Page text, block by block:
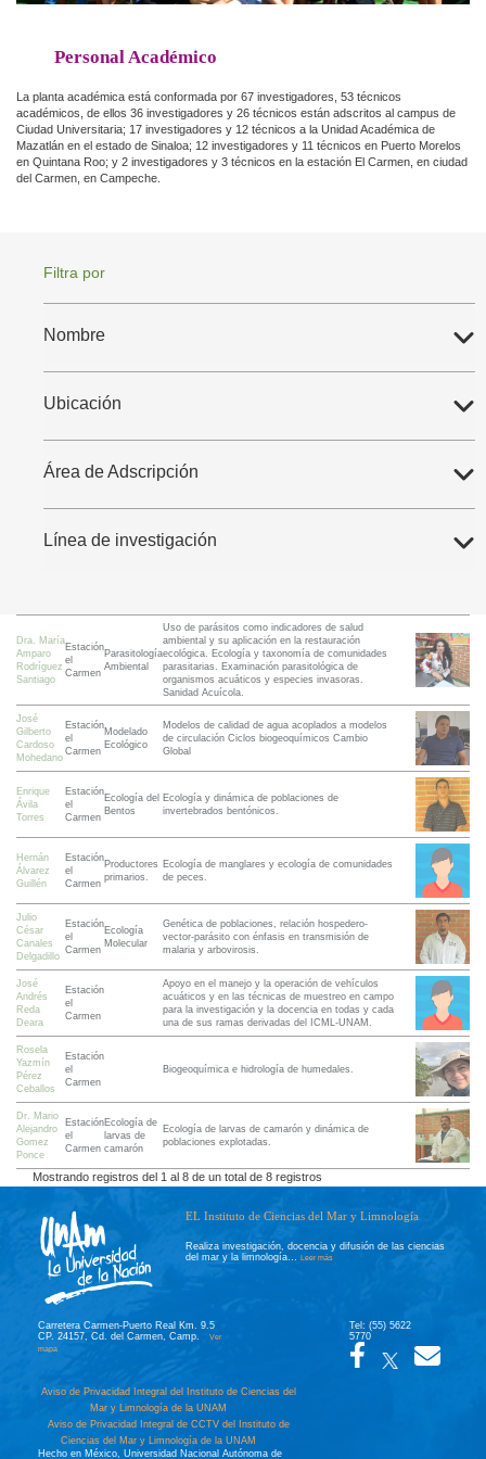
Personal Académico
La planta académica está conformada por 67 investigadores, 53 técnicos
académicos, de ellos 36 investigadores y 26 técnicos están adscritos al campus de
Ciudad Universitaria; 17 investigadores y 12 técnicos a la Unidad Académica de
Mazatlán en el estado de Sinaloa; 12 investigadores y 11 técnicos en Puerto Morelos
en Quintana Roo; y 2 investigadores y 3 técnicos en la estación El Carmen, en ciudad
del Carmen, en Campeche.
Filtra por
Nombre
Ubicación
Área de Adscripción
Línea de investigación
Dra. María
Amparo
Rodríguez
Santiago
Estación
el
Carmen
Parasitología
Ambiental
Uso de parásitos como indicadores de salud
ambiental y su aplicación en la restauración
ecológica. Ecología y taxonomía de comunidades
parasitarias. Examinación parasitológica de
organismos acuáticos y especies invasoras.
Sanidad Acuícola.
José
Gilberto
Cardoso
Mohedano
Estación
el
Carmen
Modelado
Ecológico
Modelos de calidad de agua acoplados a modelos
de circulación Ciclos biogeoquímicos Cambio
Global
Enrique
Ávila
Torres
Estación
el
Carmen
Ecología del
Bentos
Ecología y dinámica de poblaciones de
invertebrados bentónicos.
Hernán
Álvarez
Guillén
Estación
el
Carmen
Productores
primarios.
Ecología de manglares y ecología de comunidades
de peces.
Julio
César
Canales
Delgadillo
Estación
el
Carmen
Ecología
Molecular
Genética de poblaciones, relación hospedero-
vector-parásito con énfasis en transmisión de
malaria y arbovirosis.
José
Andrés
Reda
Deara
Estación
el
Carmen
Apoyo en el manejo y la operación de vehículos
acuáticos y en las técnicas de muestreo en campo
para la investigación y la docencia en todas y cada
una de sus ramas derivadas del ICML-UNAM.
Rosela
Yazmín
Pérez
Ceballos
Estación
el
Carmen
Biogeoquímica e hidrología de humedales.
Dr. Mario
Alejandro
Gomez
Ponce
Estación
el
Carmen
Ecología de
larvas de
camarón
Ecología de larvas de camarón y dinámica de
poblaciones explotadas.
Mostrando registros del 1 al 8 de un total de 8 registros
EL Instituto de Ciencias del Mar y Limnología
Realiza investigación, docencia y difusión de las ciencias
del mar y la limnología… Leer más
Carretera Carmen-Puerto Real Km. 9.5
CP. 24157, Cd. del Carmen, Camp. Ver
mapa
Tel: (55) 5622
5770
Aviso de Privacidad Integral del Instituto de Ciencias del
Mar y Limnología de la UNAM
Aviso de Privacidad Integral de CCTV del Instituto de
Ciencias del Mar y Limnología de la UNAM
Hecho en México, Universidad Nacional Autónoma de